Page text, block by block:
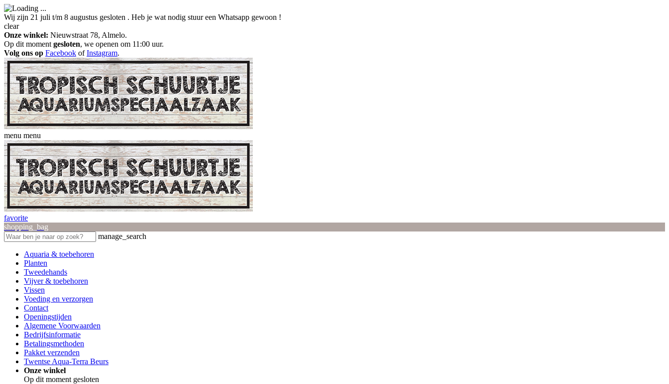
Wij zijn 21 juli t/m 8 augustus gesloten . Heb je wat nodig stuur een Whatsapp gewoon !
clear
Onze winkel: Nieuwstraat 78, Almelo.
Op dit moment gesloten, we openen om 11:00 uur.
Volg ons op Facebook ofInstagram.
menu menu
favorite
shopping_bag
manage_search
Aquaria & toebehoren
Planten
Tweedehands
Vijver & toebehoren
Vissen
Voeding en verzorgen
Contact
Openingstijden
Algemene Voorwaarden
Bedrijfsinformatie
Betalingsmethoden
Pakket verzenden
Twentse Aqua-Terra Beurs
Onze winkel
Op dit moment gesloten